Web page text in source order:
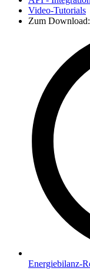
Video-Tutorials
Zum Download:
Energiebilanz-